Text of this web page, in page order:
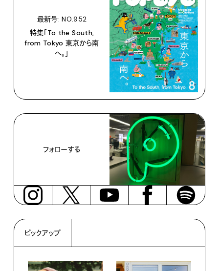
最新号: NO.952
特集「To the South,
from Tokyo 東京から南
へ。」
フォローする
ピックアップ